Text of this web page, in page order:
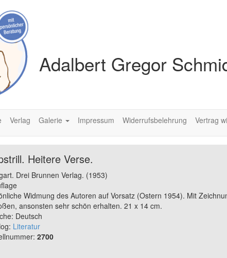
Adalbert Gregor
Verlag Galerie Impressum Widerrufsbelehrung Vertrag
Heitere Verse.
Drei Brunnen Verlag. (1953)
Widmung des Autoren auf Vorsatz (Ostern 1954). Mit
ansonsten sehr schön erhalten. 21 x 14 cm.
Deutsch
Literatur
2700